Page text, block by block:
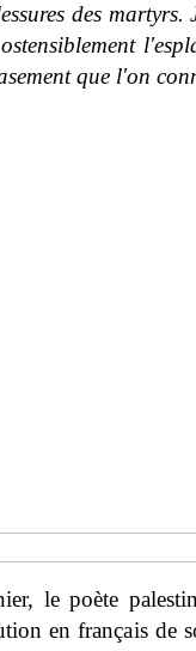
des
que l'on
le poète
en français de